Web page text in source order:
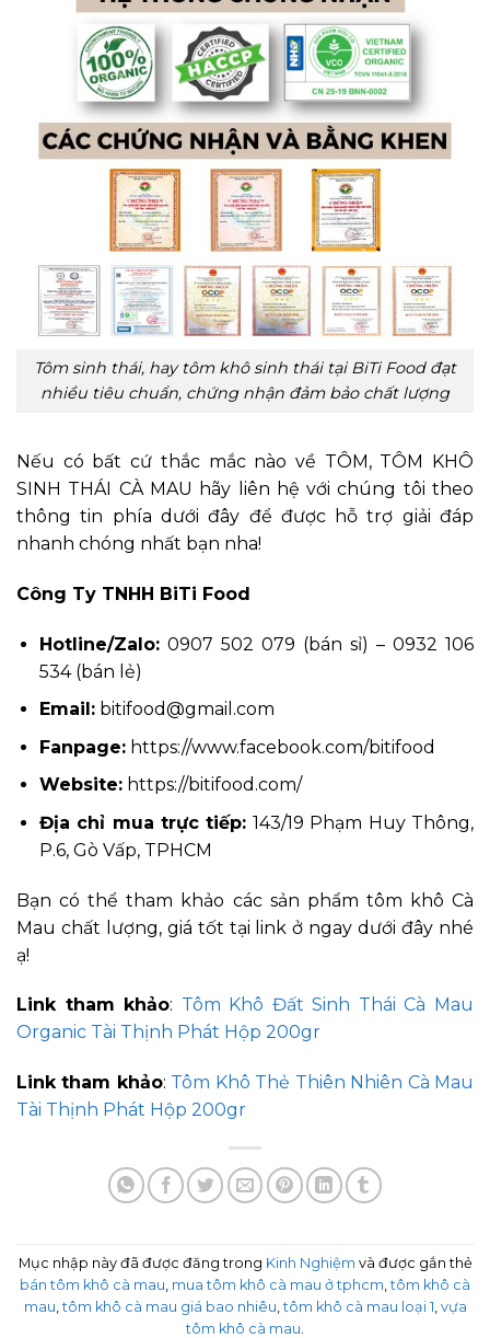
Tôm sinh thái, hay tôm khô sinh thái tại BiTi Food đạt
nhiều tiêu chuẩn, chứng nhận đảm bảo chất lượng
Nếu có bất cứ thắc mắc nào về TÔM, TÔM KHÔ
SINH THÁI CÀ MAU hãy liên hệ với chúng tôi theo
thông tin phía dưới đây để được hỗ trợ giải đáp
nhanh chóng nhất bạn nha!
Công Ty TNHH BiTi Food
Hotline/Zalo:0907 502 079 (bán sỉ) – 0932 106
534 (bán lẻ)
Email:bitifood@gmail.com
Fanpage:https://www.facebook.com/bitifood
Website:https://bitifood.com/
Địa chỉ mua trực tiếp: 143/19 Phạm Huy Thông,
P.6, Gò Vấp, TPHCM
Bạn có thể tham khảo các sản phẩm tôm khô Cà
Mau chất lượng, giá tốt tại link ở ngay dưới đây nhé
ạ!
Link tham khảo: Tôm Khô Đất Sinh Thái Cà Mau
Organic Tài Thịnh Phát Hộp 200gr
Link tham khảo: Tôm Khô Thẻ Thiên Nhiên Cà Mau
Tài Thịnh Phát Hộp 200gr
Mục nhập này đã được đăng trong Kinh Nghiệm và được gắn thẻ
bán tôm khô cà mau mua tôm khô cà mau ở tphcm ,tôm khô cà
mau ,tôm khô cà mau giá bao nhiêu ,tôm khô cà mau loại 1 vựa
tôm khô cà mau